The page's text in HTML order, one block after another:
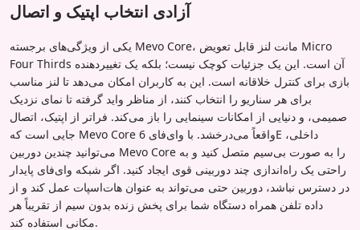
آزادی انتخاب اپتیک و اتصال
یکی از ویژگی‌های برجسته Mevo Core، مانت لنز قابل تعویض Micro
Four Thirds آن است. این یک جزئیات کوچک نیست؛ بلکه یک تغییردهنده
بازی برای کنترل خلاقانه است. این به کاربران امکان می‌دهد تا لنز مناسب
برای هر سناریو را انتخاب کنند، از مناظر واید گرفته تا نمای نزدیک
صمیمی، و دنیایی از امکانات سینمایی را باز می‌کند. فراتر از اپتیک، اتصال
جایی است که Mevo Core واقعاً می‌درخشد. با وای‌فای 6E داخلی،
می‌توانید چندین دوربین Mevo Core را به صورت بی‌سیم متصل کنید و به
راحتی یک راه‌اندازی چند دوربینی قوی ایجاد کنید. اگر شبکه وای‌فای پایدار
در دسترس نباشد، دوربین حتی می‌تواند به عنوان هات‌اسپات عمل کند و از
داده تلفن همراه دستگاه شما برای پخش زنده بدون سیم از تقریباً هر
مکانی استفاده کند.